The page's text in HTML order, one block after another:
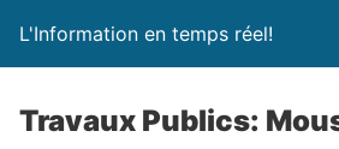
L'Information en temps réel!
Travaux Publics: